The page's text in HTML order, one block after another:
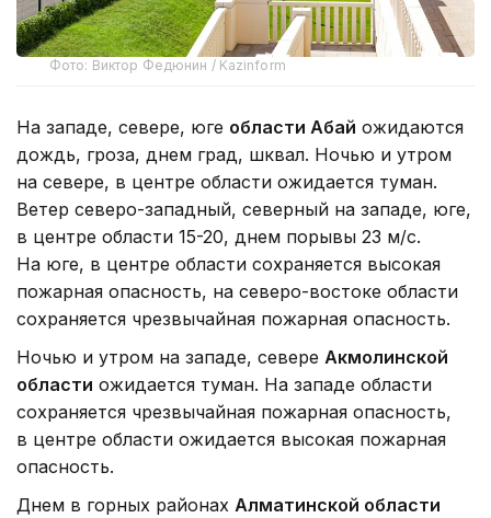
Фото: Виктор Федюнин / Kazinform
На западе, севере, юге области Абай ожидаются
дождь, гроза, днем град, шквал. Ночью и утром
на севере, в центре области ожидается туман.
Ветер северо-западный, северный на западе, юге,
в центре области 15-20, днем порывы 23 м/с.
На юге, в центре области сохраняется высокая
пожарная опасность, на северо-востоке области
сохраняется чрезвычайная пожарная опасность.
Ночью и утром на западе, севере Акмолинской
области ожидается туман. На западе области
сохраняется чрезвычайная пожарная опасность,
в центре области ожидается высокая пожарная
опасность.
Днем в горных районах Алматинской области